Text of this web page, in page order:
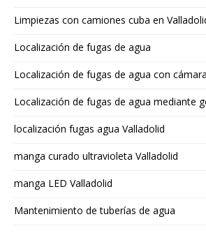
Limpiezas con camiones cuba en
Localización de fugas de agua
Localización de fugas de agua con
Localización de fugas de agua mediante
localización fugas agua Valladolid
manga curado ultravioleta Valladolid
manga LED Valladolid
Mantenimiento de tuberías de agua